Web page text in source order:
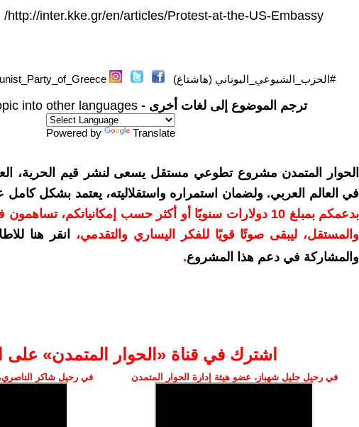
http://inter.kke.gr/en/articles/Protest-at-the-US-Embassy
/
#الحزب_الشيوعي_اليوناني (هاشتاغ)
ترجم الموضوع إلى لغات أخرى - into other languages
Powered by Translate
الحوار المتمدن مشروع تطوعي مستقل يسعى لنشر قيم الحرية،
في العالم العربي. ولضمان استمراره واستقلاليته، يعتمد بشكل
بدعمكم بمبلغ 10 دولارات سنويًا أو أكثر حسب إمكانياتكم،
والمستقل، ليبقى صوتًا قويًا للفكر اليساري والتقدمي،
انقر هنا
والمشاركة في دعم هذا المشروع.
اشترك في قناة ‫«الحوار المتمدن» على
في رحيل جليل شهباز، عضو هيئة إدارة الحوار المتمدن في رحيل شاكر